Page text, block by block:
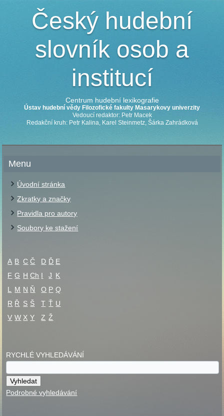
Český hudební
slovník osob a
institucí
Centrum hudební lexikografie
Ústav hudební vědy Filozofické fakulty Masarykovy univerzity
Vedoucí redaktor: Petr Macek
Redakční kruh: Petr Kalina, Karel Steinmetz, Šárka Zahrádková
Menu
Úvodní stránka
Zkratky a značky
Pravidla pro autory
Soubory ke stažení
A B C Č D Ď E
F G H Ch I J K
L
M N Ň O P Q
R Ř S Š T Ť U
V W X Y Z Ž
RYCHLÉ VYHLEDÁVÁNÍ
Podrobné vyhledávání